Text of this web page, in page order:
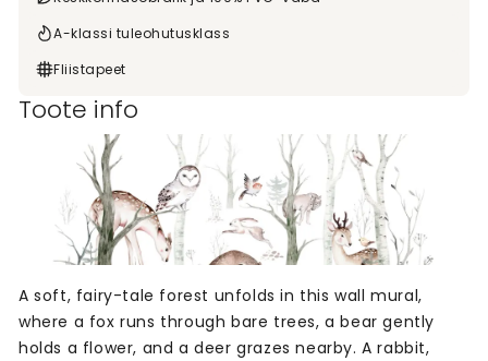
A-klassi tuleohutusklass
Fliistapeet
Toote info
A soft, fairy-tale forest unfolds in this wall mural,
where a fox runs through bare trees, a bear gently
holds a flower, and a deer grazes nearby. A rabbit,